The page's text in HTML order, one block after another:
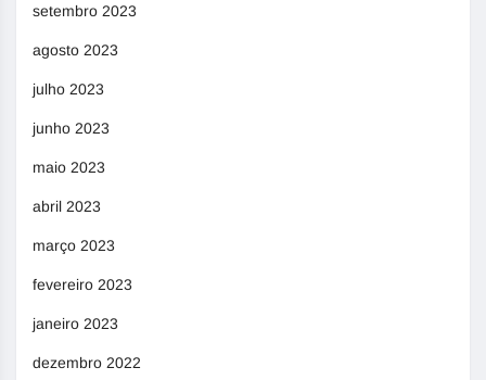
setembro 2023
agosto 2023
julho 2023
junho 2023
maio 2023
abril 2023
março 2023
fevereiro 2023
janeiro 2023
dezembro 2022